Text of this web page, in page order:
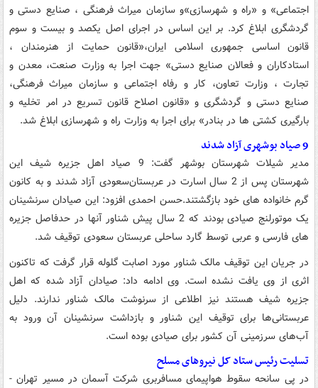
اجتماعی» و «راه و شهرسازی»و سازمان میراث فرهنگی ، صنایع دستی و
گردشگری ابلاغ کرد. بر این اساس در اجرای اصل یکصد و بیست و سوم
قانون اساسی جمهوری اسلامی ایران،«قانون حمایت از هنرمندان ،
استادکاران و فعالان صنایع دستی» جهت اجرا به وزارت صنعت، معدن و
تجارت ، وزارت تعاون، کار و رفاه اجتماعی و سازمان میراث فرهنگی،
صنایع دستی و گردشگری و «قانون اصلاح قانون تسریع در امر تخلیه و
بارگیری کشتی ها در بنادر» برای اجرا به وزارت راه و شهرسازی ابلاغ شد.
9 صیاد بوشهری آزاد شدند
مدیر شیلات شهرستان بوشهر گفت: 9 صیاد اهل جزیره شیف این
شهرستان پس از 2 سال اسارت در عربستان‌سعودی آزاد شدند و به کانون
گرم خانواده های خود بازگشتند.حسن احمدی افزود: این صیادان سرنشینان
یک موتورلنج صیادی بودند که 2 سال پیش شناور آنها در حدفاصل جزیره
های فارسی و عربی توسط گارد ساحلی عربستان سعودی توقیف شد.
در جریان این توقیف مالک شناور مورد اصابت گلوله قرار گرفت که تاکنون
اثری از وی یافت نشده است. وی ادامه داد: صیادان آزاد شده که اهل
جزیره شیف هستند نیز اطلاعی از سرنوشت مالک شناور ندارند. دلیل
عربستانی‌ها برای توقیف این شناور و بازداشت سرنشینان آن ورود به
آب‌های سرزمینی آن کشور برای صیادی بوده است.
تسلیت رئیس ستاد کل نیروهای مسلح
در پی سانحه سقوط هواپیمای مسافربری شرکت آسمان در مسیر تهران -